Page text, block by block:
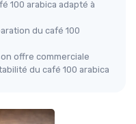
100 arabica adapté à
du café 100
offre commerciale
du café 100 arabica